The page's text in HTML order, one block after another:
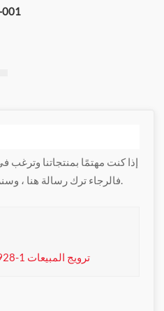
001
إذا كنت مهتمًا بمنتجاتنا وترغب
فالرجاء ترك رسالة هنا ، وسنرد عليك في أقرب وقت ممكن.
ABB DSQC604 3HAC12928-1 ترويج المبيعات